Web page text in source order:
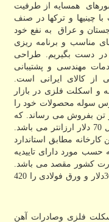
همسایه از طرفیت
چینیها و ترکها در صنف
و عراق به نفع خود
مناسب و برنامه ریزی
در دست بگیریم. طراحی
مهندسی و پشتیبانی
از کالای ایرانی است.
اسکلت فلزی در بازار
سوله محصولات خود را
990 دلار بازای هر تن بفروش می رساند. که
نسبت به قیمت رقبای چینی و ترکیه حداقل 70 دلار ارزانتر می باشد.
مطابق استاندارد
مورد دارای تاییدیه
کشور مقصد می باشد.
همچنین قیمت میلگرد صادراتی ایران را 360دلار و ورق فولادی را 420
فلزی وصادرات آهن